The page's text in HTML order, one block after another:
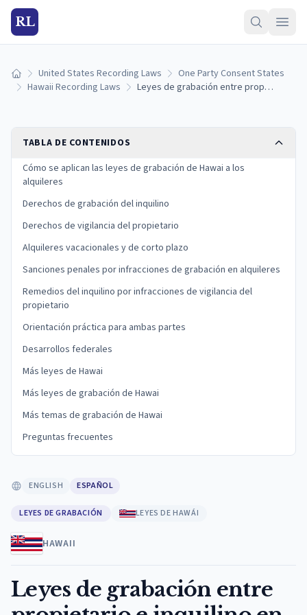
RL
Inicio United States Recording Laws
One Party Consent States
Hawaii Recording Laws
Leyes de grabación entre propietario e inquilino en Hawai: vigilancia y derechos de privacidad
TABLA DE CONTENIDOS
Cómo se aplican las leyes de grabación de Hawai a los
alquileres
Derechos de grabación del inquilino
Derechos de vigilancia del propietario
Alquileres vacacionales y de corto plazo
Sanciones penales por infracciones de grabación en alquileres
Remedios del inquilino por infracciones de vigilancia del
propietario
Orientación práctica para ambas partes
Desarrollos federales
Más leyes de Hawai
Más leyes de grabación de Hawai
Más temas de grabación de Hawai
Preguntas frecuentes
ENGLISH ESPAÑOL
LEYES DE GRABACIÓN LEYES DE HAWÁI
HAWAII
Leyes de grabación entre